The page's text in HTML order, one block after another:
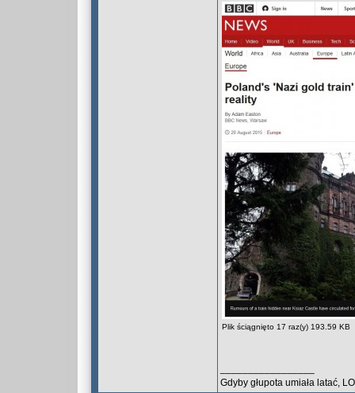
Plik ściągnięto 17 raz(y) 193.59 KB
Gdyby głupota umiała latać,